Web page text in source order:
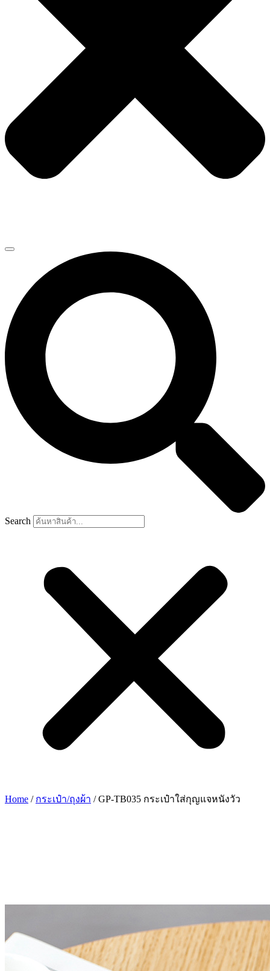
Search
Home / กระเป๋า/ถุงผ้า / GP-TB035 กระเป๋าใส่กุญแจหนังวัว